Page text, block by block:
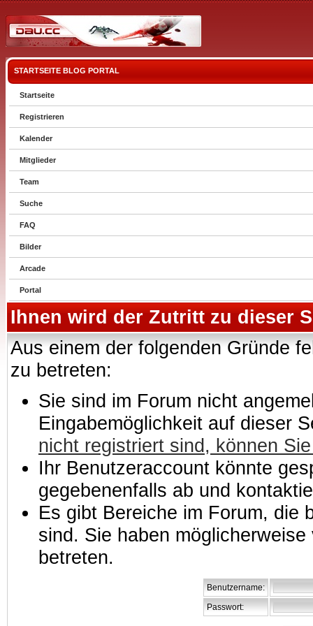
STARTSEITE BLOG PORTAL
Startseite
Registrieren
Kalender
Mitglieder
Team
Suche
FAQ
Bilder
Arcade
Portal
Ihnen wird der Zutritt zu dieser
Aus einem der folgenden Gründe
zu betreten:
Sie sind im Forum nicht
Eingabemöglichkeit auf dieser
nicht registriert sind, können
Ihr Benutzeraccount könnte
gegebenenfalls ab und
Es gibt Bereiche im Forum, die
sind. Sie haben
betreten.
Benutzername:
Passwort: